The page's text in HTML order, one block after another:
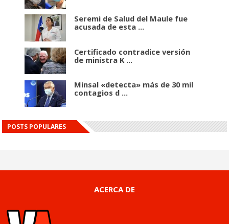
Seremi de Salud del Maule fue
acusada de esta ...
Certificado contradice versión
de ministra K ...
Minsal «detecta» más de 30 mil
contagios d ...
POSTS POPULARES
ACERCA DE